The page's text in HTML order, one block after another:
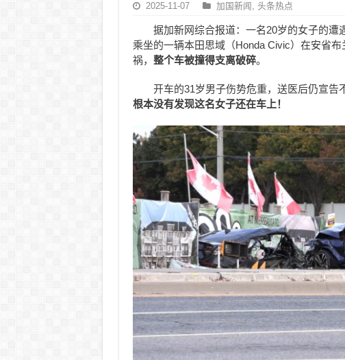
2025-11-07 加国新闻 , 头条热点
据加新网综合报道：一名20岁的女子的遭
乘坐的一辆本田思域（Honda Civic）在安省
祸， 整个车被撞得支离破碎。
开车的31岁男子伤势危重，送医后仍宣告
根本没有发现这名女子还在车上！